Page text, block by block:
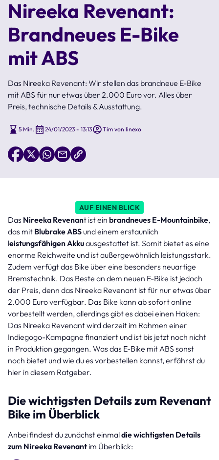
Nireeka Revenant:
Brandneues E-Bike
mit ABS
Das Nireeka Revenant: Wir stellen das brandneue E-Bike
mit ABS für nur etwas über 2.000 Euro vor. Alles über
Preis, technische Details & Ausstattung.
5 Min. 24/01/2023 - 13:13 Tim von linexo
AUF EINEN BLICK
Das Nireeka Revenant ist ein brandneues E-Mountainbike,
das mit Blubrake ABS und einem erstaunlich
leistungsfähigen Akkuausgestattet ist. Somit bietet es eine
enorme Reichweite und ist außergewöhnlich leistungsstark.
Zudem verfügt das Bike über eine besonders neuartige
Bremstechnik. Das Beste an dem neuen E-Bike ist jedoch
der Preis, denn das Nireeka Revenant ist für nur etwas über
2.000 Euro verfügbar. Das Bike kann ab sofort online
vorbestellt werden, allerdings gibt es dabei einen Haken:
Das Nireeka Revenant wird derzeit im Rahmen einer
Indiegogo-Kampagne finanziert und ist bis jetzt noch nicht
in Produktion gegangen. Was das E-Bike mit ABS sonst
noch bietet und wie du es vorbestellen kannst, erfährst du
hier in diesem Ratgeber.
Die wichtigsten Details zum Revenant
Bike im Überblick
Anbei findest du zunächst einmaldie wichtigsten Details
zum Nireeka Revenant im Überblick: